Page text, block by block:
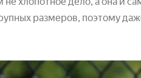
размеров, поэтому